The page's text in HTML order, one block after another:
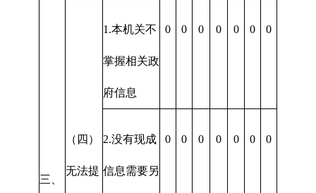
三、
（四）
无法提
1.本机关不
掌握相关政
府信息
0 0 0 0 0 0 0
2.没有现成
信息需要另
0 0 0 0 0 0 0